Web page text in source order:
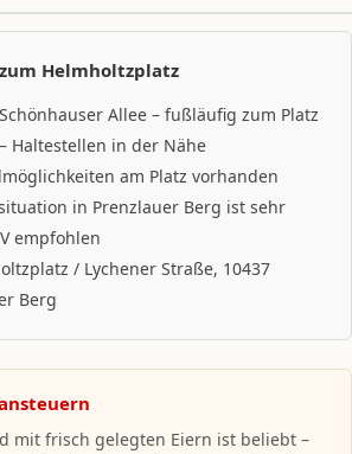
Helmholtzplatz
Allee – fußläufig zum Platz
Haltestellen in der Nähe
am Platz vorhanden
in Prenzlauer Berg ist sehr
empfohlen
/ Lychener Straße, 10437
Berg
mit frisch gelegten Eiern ist beliebt –